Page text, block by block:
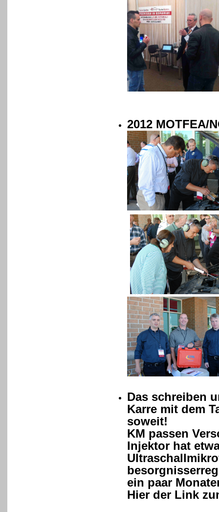
2012 MOTFEA/
Das schreiben
Karre mit dem
soweit!
KM passen
Injektor hat
ein paar
Hier der Link